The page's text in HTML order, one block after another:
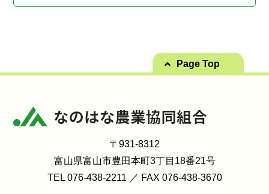
Page Top
〒931-8312
富山県富山市豊田本町3丁目18番21号
TEL 076-438-2211 ／ FAX 076-438-3670